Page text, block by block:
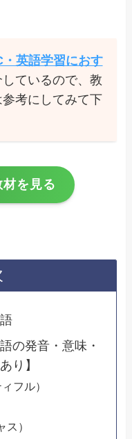
・英語学習におす
ているので、教
考にしてみて下
を見る
の発音・意味・
り】
フル）
）